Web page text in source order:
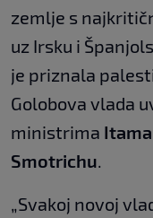
zemlje s
uz Irsku i
je priznala
Golobova vlada
ministrima
Smotrichu
„Svakoj novoj